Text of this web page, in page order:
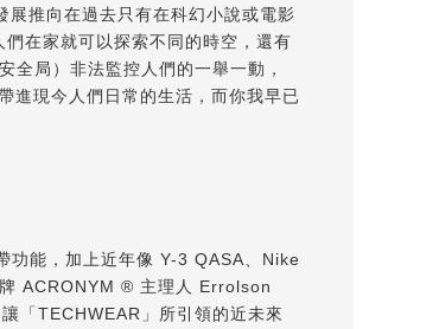
展推向在過去只有在科幻小說或電影
在家就可以探索不同的時空，還有
局）非法監控人們的一舉一動，
進現今人們日常的生活，而你我早已
功能，加上近年像 Y-3 QASA、Nike
ACRONYM ® 主理人 Errolson
「TECHWEAR」所引領的近未來